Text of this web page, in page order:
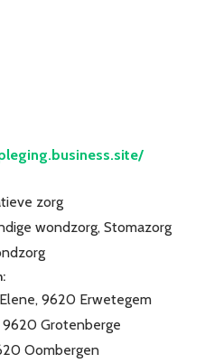
zorg
wondzorg Stomazorg
9620 Erwetegem
9620 Grotenberge
Oombergen